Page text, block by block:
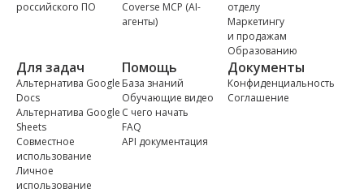
российского ПО
Coverse MCP (AI-
агенты)
Помощь
База знаний
Обучающие видео
С чего начать
FAQ
API документация
отделу
Маркетингу
и продажам
Образованию
Для задач
Альтернатива Google
Docs
Альтернатива Google
Sheets
Совместное
использование
Личное
использование
Документы
Конфиденциальность
Соглашение